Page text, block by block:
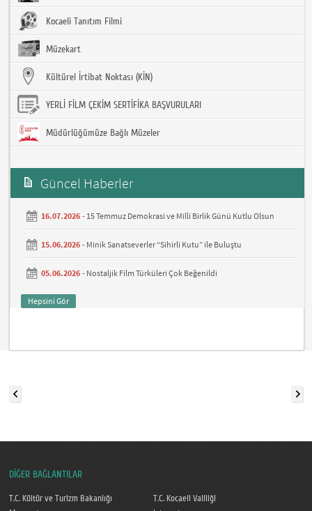
Kocaeli Tanıtım Filmi
Müzekart
Kültürel İrtibat Noktası (KİN)
YERLİ FİLM ÇEKİM SERTİFİKA BAŞVURULARI
Müdürlüğümüze Bağlı Müzeler
Güncel Haberler
16.07.2026 - 15 Temmuz Demokrasi ve Milli Birlik Günü Kutlu Olsun
15.06.2026 - Minik Sanatseverler “Sihirli Kutu” ile Buluştu
05.06.2026 - Nostaljik Film Türküleri Çok Beğenildi
Hepsini Gör
DİĞER BAĞLANTILAR
T.C. Kültür ve Turizm Bakanlığı
T.C. Kocaeli Valiliği